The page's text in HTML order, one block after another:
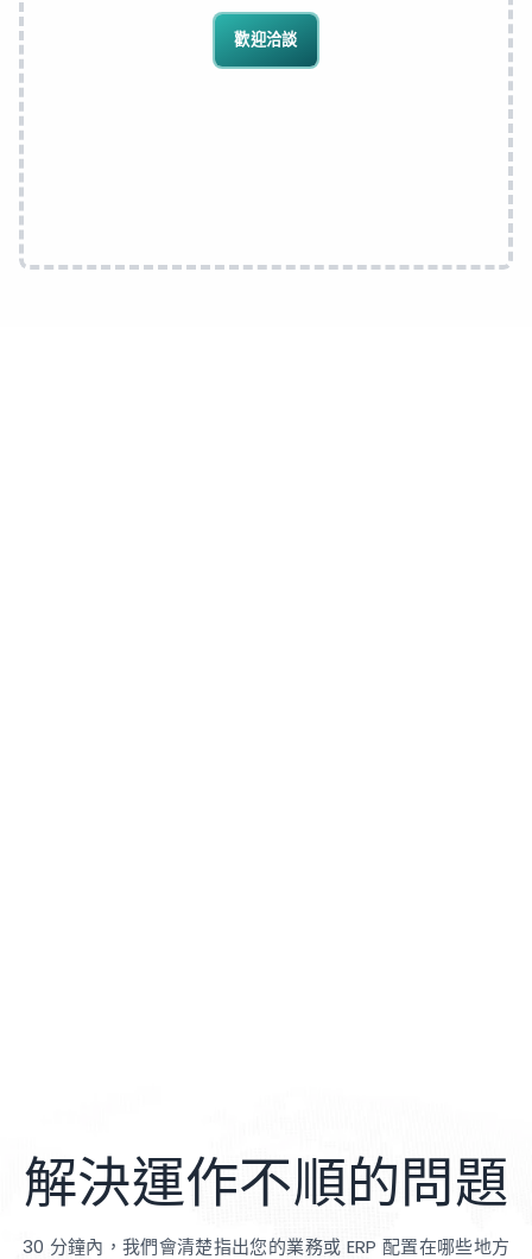
歡迎洽談
解決運作不順的問題
30 分鐘內，我們會清楚指出您的業務或 ERP 配置在哪些地方